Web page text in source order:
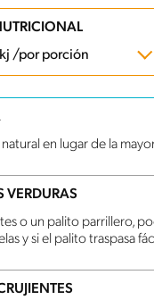
/por porción
g
9.9 g
en lugar de la
VERDURAS
o un palito parrillero,
y si el palito traspasa